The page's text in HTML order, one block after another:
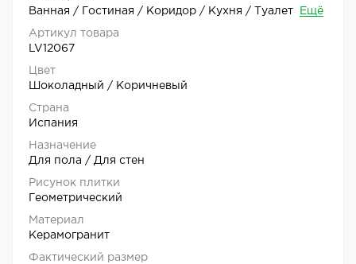
Ванная / Гостиная / Коридор / Кухня / Туалет
Ещё
Артикул товара
LV12067
Цвет
Шоколадный / Коричневый
Страна
Испания
Назначение
Для пола / Для стен
Рисунок плитки
Геометрический
Материал
Керамогранит
Фактический размер